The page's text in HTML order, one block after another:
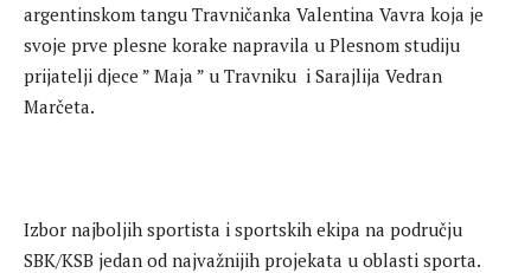
argentinskom tangu Travničanka Valentina Vavra koja je
svoje prve plesne korake napravila u Plesnom studiju
prijatelji djece ” Maja ” u Travniku i Sarajlija Vedran
Marčeta.
Izbor najboljih sportista i sportskih ekipa na području
SBK/KSB jedan od najvažnijih projekata u oblasti sporta.